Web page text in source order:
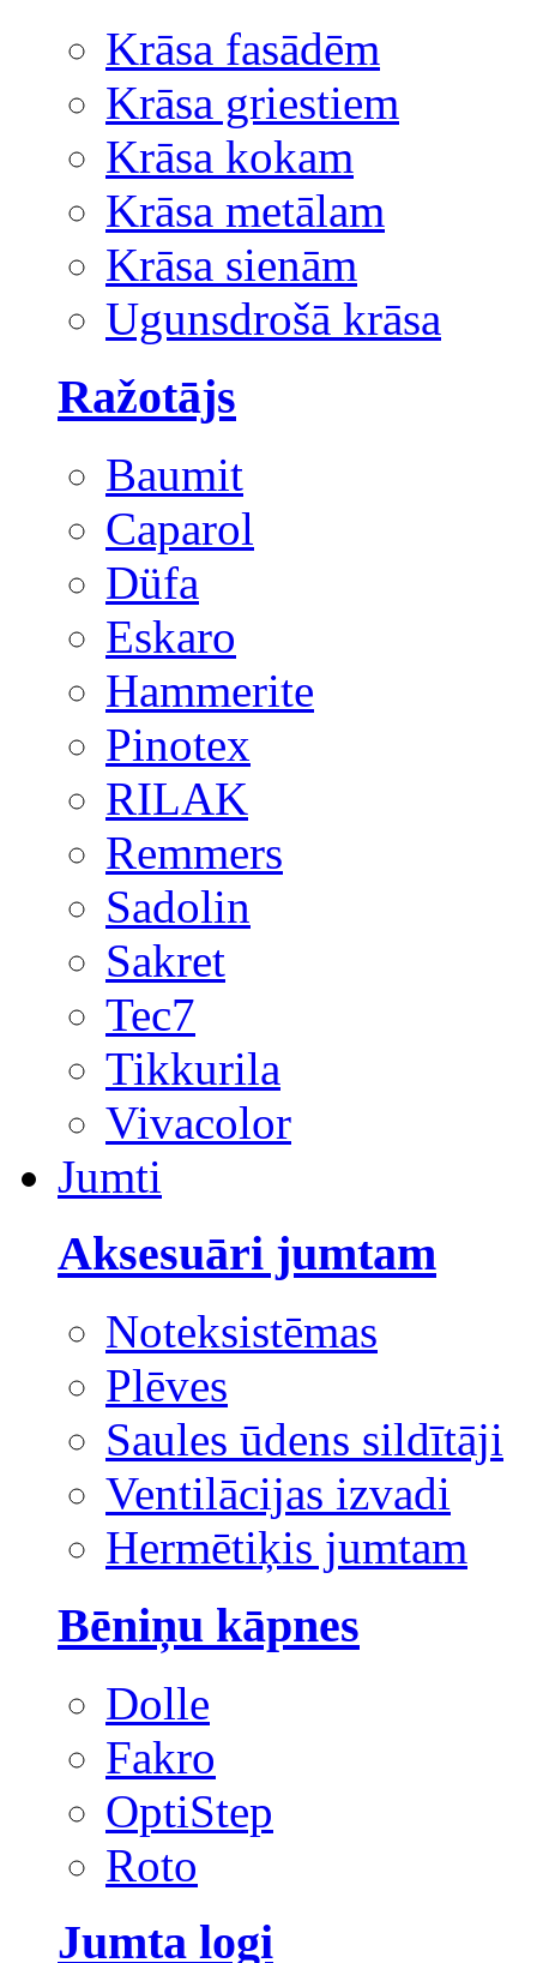
Krāsa fasādēm
Krāsa griestiem
Krāsa kokam
Krāsa metālam
Krāsa sienām
Ugunsdrošā krāsa
Ražotājs
Baumit
Caparol
Düfa
Eskaro
Hammerite
Pinotex
RILAK
Remmers
Sadolin
Sakret
Tec7
Tikkurila
Vivacolor
Jumti
Aksesuāri jumtam
Noteksistēmas
Plēves
Saules ūdens sildītāji
Ventilācijas izvadi
Hermētiķis jumtam
Bēniņu kāpnes
Dolle
Fakro
OptiStep
Roto
Jumta logi